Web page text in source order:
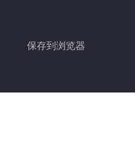
保存到浏览器